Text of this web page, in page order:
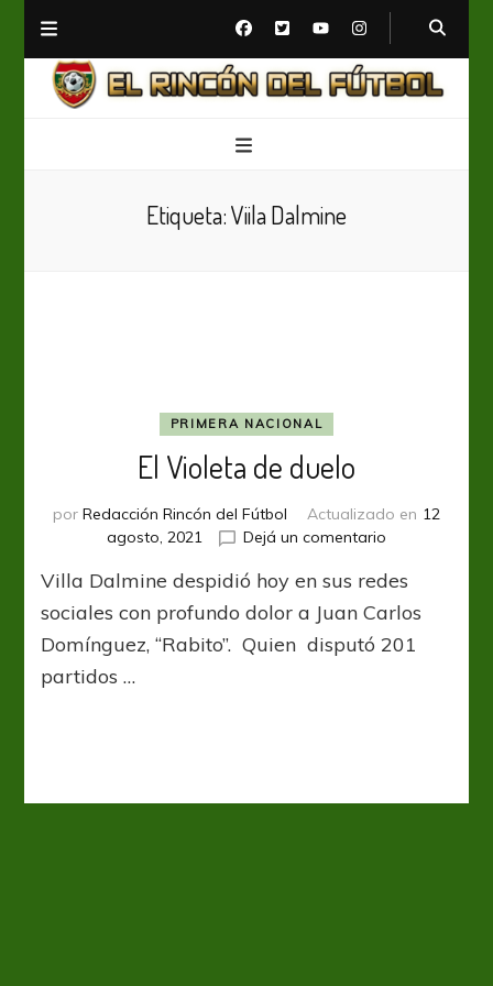
Etiqueta:Viila Dalmine
PRIMERA NACIONAL
El Violeta de duelo
por Redacción Rincón del Fútbol Actualizado en 12
agosto, 2021
Dejá un comentario
Violeta
de
Villa Dalmine despidió hoy en sus redes
sociales con profundo dolor a Juan Carlos
Domínguez, “Rabito”. Quien disputó 201
partidos …